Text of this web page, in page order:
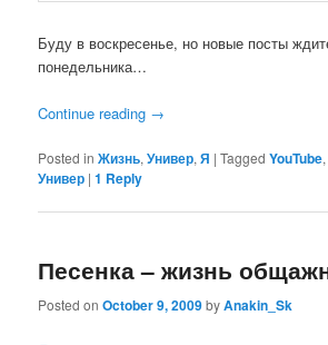
Буду в воскресенье, но новые посты
понедельника…
Continue reading →
Posted in Жизнь,Универ,Я |Tagged YouTube
Универ |1 Reply
Песенка – жизнь
Posted onOctober 9, 2009byAnakin_Sk